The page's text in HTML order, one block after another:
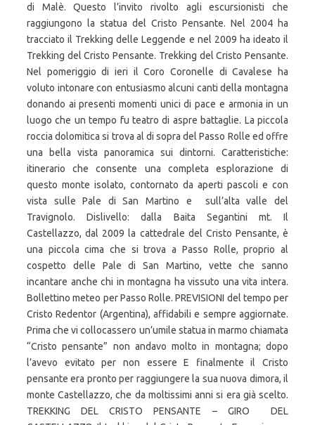
di Malè. Questo l’invito rivolto agli escursionisti che
raggiungono la statua del Cristo Pensante. Nel 2004 ha
tracciato il Trekking delle Leggende e nel 2009 ha ideato il
Trekking del Cristo Pensante. Trekking del Cristo Pensante.
Nel pomeriggio di ieri il Coro Coronelle di Cavalese ha
voluto intonare con entusiasmo alcuni canti della montagna
donando ai presenti momenti unici di pace e armonia in un
luogo che un tempo fu teatro di aspre battaglie. La piccola
roccia dolomitica si trova al di sopra del Passo Rolle ed offre
una bella vista panoramica sui dintorni. Caratteristiche:
itinerario che consente una completa esplorazione di
questo monte isolato, contornato da aperti pascoli e con
vista sulle Pale di San Martino e sull’alta valle del
Travignolo. Dislivello: dalla Baita Segantini mt. Il
Castellazzo, dal 2009 la cattedrale del Cristo Pensante, è
una piccola cima che si trova a Passo Rolle, proprio al
cospetto delle Pale di San Martino, vette che sanno
incantare anche chi in montagna ha vissuto una vita intera.
Bollettino meteo per Passo Rolle. PREVISIONI del tempo per
Cristo Redentor (Argentina), affidabili e sempre aggiornate.
Prima che vi collocassero un’umile statua in marmo chiamata
“Cristo pensante” non andavo molto in montagna; dopo
l’avevo evitato per non essere E finalmente il Cristo
pensante era pronto per raggiungere la sua nuova dimora, il
monte Castellazzo, che da moltissimi anni si era già scelto.
TREKKING DEL CRISTO PENSANTE – GIRO DEL